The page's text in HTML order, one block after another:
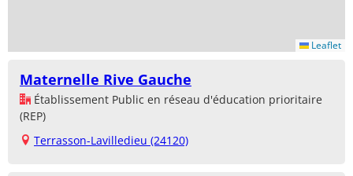
Leaflet
Maternelle Rive Gauche
Établissement Public en réseau d'éducation prioritaire
(REP)
Terrasson-Lavilledieu (24120)